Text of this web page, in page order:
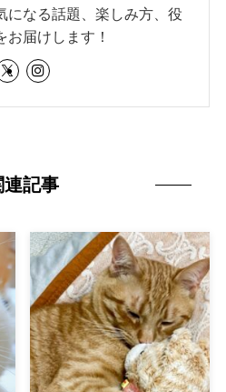
になる話題、楽しみ方、役
お届けします！
連記事